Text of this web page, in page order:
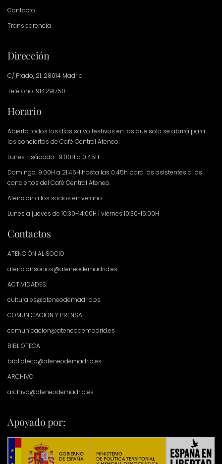
Contacto
Transparencia
Dirección
C/ Prado, 21. 28014 Madrid
Teléfono: 914291750
Horario
Abierto todos los días salvo festivos en los que solo se abrirá para
los conciertos de Café Central Ateneo.
Lunes - sábado : 9.00H a 0.45H
Domingo: 9.00H a 21.45H hasta las 0.45h para los asistentes a los
conciertos del Café Central Ateneo.
Atención a los socios en verano:
Lunes a jueves de 10:30-14:00H | viernes 10:30-15:00H
Contactos
ATENCIÓN AL SOCIO
atencionsocios@ateneodemadrid.es
ACTIVIDADES:
culturales@ateneodemadrid.es
COMUNICACIÓN Y PRENSA
comunicacion@ateneodemadrid.es
BIBLIOTECA
biblioteca@ateneodemadrid.es
ARCHIVO
archivo@ateneodemadrid.es
Apoyado por: